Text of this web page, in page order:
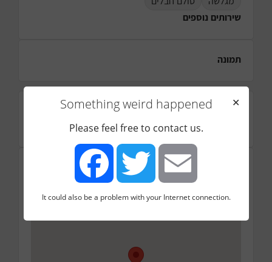
שירותים נוספים
תמונה
☆
☆
אליעזר קשאני 5, תל אביב יפו, ישראל
Something weird happened
✕
Please feel free to contact us.
FacebookTwitter Email
It could also be a problem with your Internet connection.